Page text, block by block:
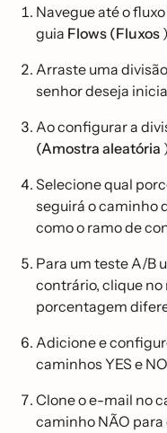
Navegue até o
guia Flows (Fluxos
Arraste uma
senhor deseja
Ao configurar a
(Amostra aleatória
Selecione qual
seguirá o caminho
como o ramo de
Para um teste A/B
contrário, clique no
porcentagem
Adicione e
caminhos YES e
Clone o e-mail no
caminho NÃO